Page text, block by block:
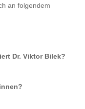
an folgendem
Dr. Viktor Bilek?